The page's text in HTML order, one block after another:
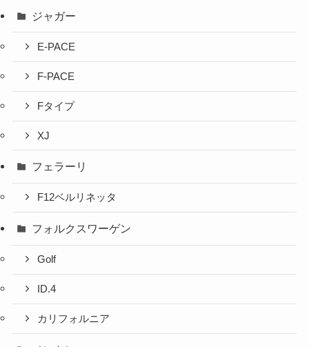
ジャガー
E-PACE
F-PACE
Fタイプ
XJ
フェラーリ
F12ベルリネッタ
フォルクスワーゲン
Golf
ID.4
カリフォルニア